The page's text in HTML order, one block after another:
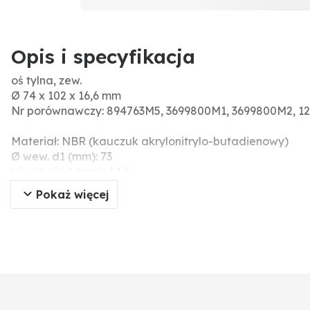
Opis i specyfikacja
oś tylna, zew.
Ø 74 x 102 x 16,6 mm
Nr porównawczy: 894763M5, 3699800M1, 3699800M2,
Materiał: NBR (kauczuk akrylonitrylo-butadienowy)
Ø wew. d1 (mm): 73
Wysokość 2 (mm): 15,5
Pokaż więcej